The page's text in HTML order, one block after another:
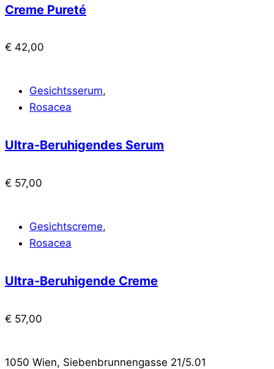
Creme Pureté
€ 42,00
Gesichtsserum,
Rosacea
Ultra-Beruhigendes Serum
€ 57,00
Gesichtscreme,
Rosacea
Ultra-Beruhigende Creme
€ 57,00
1050 Wien, Siebenbrunnengasse 21/5.01